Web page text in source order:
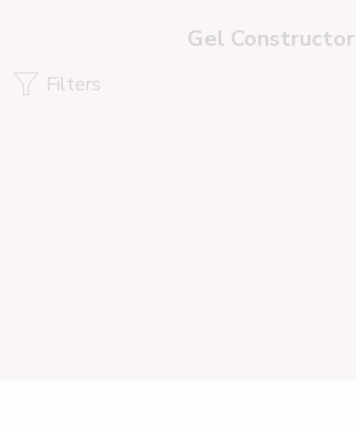
Gel Constructor
Filters